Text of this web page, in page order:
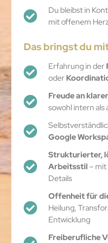
Du bleibst in
mit offenem
Das bringst du
Erfahrung in der
oder
Freude an
sowohl intern als
Google
Strukturierter,
Arbeitsstil– mit
Details
Offenheit für
Heilung,
Entwicklung
Freiberufliche